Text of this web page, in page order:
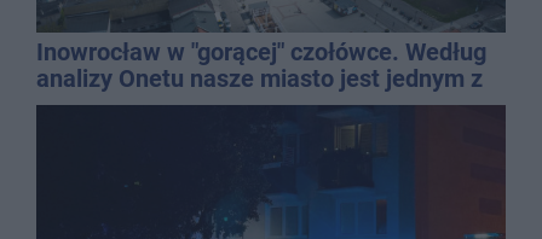
Inowrocław w "gorącej" czołówce. Według
analizy Onetu nasze miasto jest jednym z
najbardziej narażonych na upały